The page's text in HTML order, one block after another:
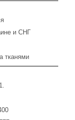
и СНГ
тканями